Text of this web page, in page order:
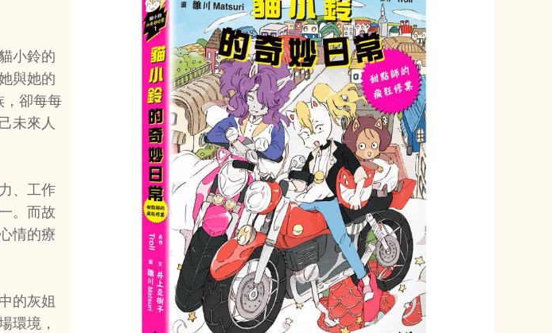
小鈴的
與她的
，卻每每
未來人
、工作
。而故
情的療
的灰姐
環境，